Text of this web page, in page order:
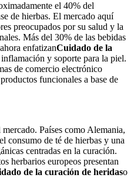
el 40% del
de hierbas. El mercado aquí
preocupados por su salud y la
Más del 30% de las bebidas
enfatizanCuidado de la
y soporte para la piel.
de comercio electrónico
funcionales a base de
Países como Alemania,
consumo de té de hierbas y una
centradas en la curación.
herbarios europeos presentan
de la curación de heridaso